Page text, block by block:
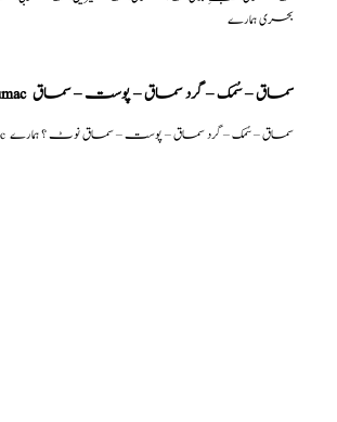
بحری ہمارے
Sumaq, Sumac سماق – سُمک – گرد سماق – پوست – سماق
Sumaq, Sumac سماق – سُمک – گرد سماق – پوست – سماق نوٹ ؟ ہمارے